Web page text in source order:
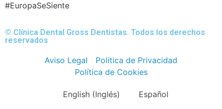
#EuropaSeSiente
© Clínica Dental Gross Dentistas. Todos los derechos
reservados
Aviso Legal
Política de Privacidad
Política de Cookies
English(Inglés) Español